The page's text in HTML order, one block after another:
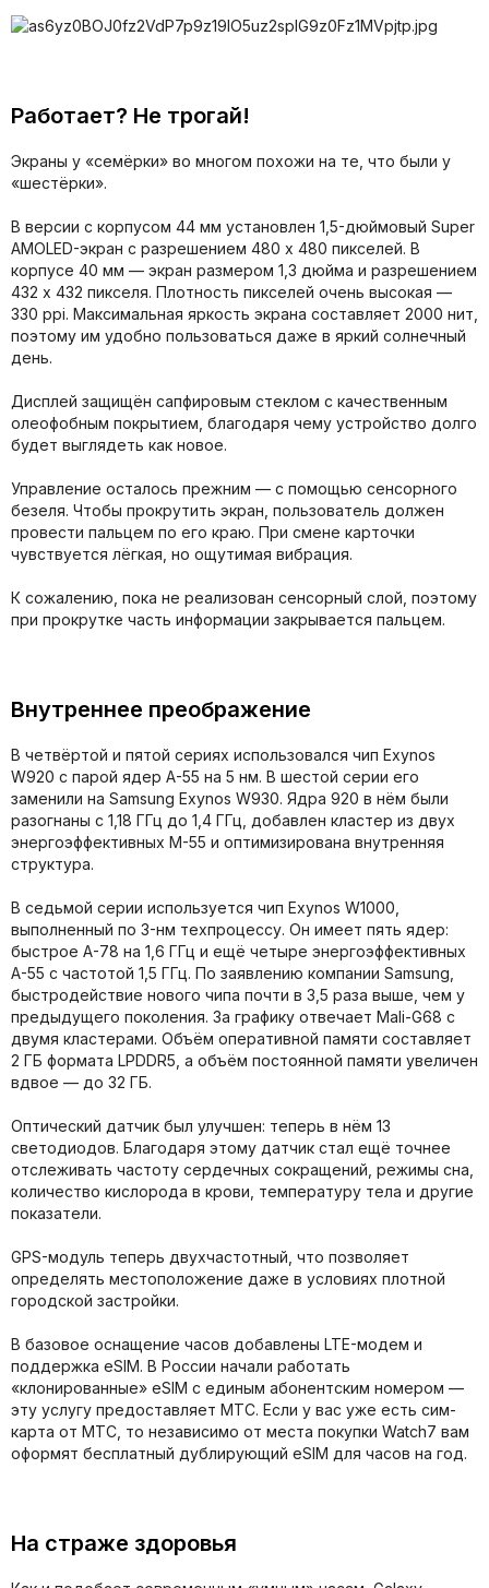
Работает? Не трогай!
Экраны у «семёрки» во многом похожи на те, что были у
«шестёрки».
В версии с корпусом 44 мм установлен 1,5-дюймовый Super
AMOLED-экран с разрешением 480 х 480 пикселей. В
корпусе 40 мм — экран размером 1,3 дюйма и разрешением
432 х 432 пикселя. Плотность пикселей очень высокая —
330 ppi. Максимальная яркость экрана составляет 2000 нит,
поэтому им удобно пользоваться даже в яркий солнечный
день.
Дисплей защищён сапфировым стеклом с качественным
олеофобным покрытием, благодаря чему устройство долго
будет выглядеть как новое.
Управление осталось прежним — с помощью сенсорного
безеля. Чтобы прокрутить экран, пользователь должен
провести пальцем по его краю. При смене карточки
чувствуется лёгкая, но ощутимая вибрация.
К сожалению, пока не реализован сенсорный слой, поэтому
при прокрутке часть информации закрывается пальцем.
Внутреннее преображение
В четвёртой и пятой сериях использовался чип Exynos
W920 с парой ядер А-55 на 5 нм. В шестой серии его
заменили на Samsung Exynos W930. Ядра 920 в нём были
разогнаны с 1,18 ГГц до 1,4 ГГц, добавлен кластер из двух
энергоэффективных M-55 и оптимизирована внутренняя
структура.
В седьмой серии используется чип Exynos W1000,
выполненный по 3-нм техпроцессу. Он имеет пять ядер:
быстрое А-78 на 1,6 ГГц и ещё четыре энергоэффективных
А-55 с частотой 1,5 ГГц. По заявлению компании Samsung,
быстродействие нового чипа почти в 3,5 раза выше, чем у
предыдущего поколения. За графику отвечает Mali-G68 с
двумя кластерами. Объём оперативной памяти составляет
2 ГБ формата LPDDR5, а объём постоянной памяти увеличен
вдвое — до 32 ГБ.
Оптический датчик был улучшен: теперь в нём 13
светодиодов. Благодаря этому датчик стал ещё точнее
отслеживать частоту сердечных сокращений, режимы сна,
количество кислорода в крови, температуру тела и другие
показатели.
GPS-модуль теперь двухчастотный, что позволяет
определять местоположение даже в условиях плотной
городской застройки.
В базовое оснащение часов добавлены LTE-модем и
поддержка eSIM. В России начали работать
«клонированные» eSIM с единым абонентским номером —
эту услугу предоставляет МТС. Если у вас уже есть сим-
карта от МТС, то независимо от места покупки Watch7 вам
оформят бесплатный дублирующий eSIM для часов на год.
На страже здоровья